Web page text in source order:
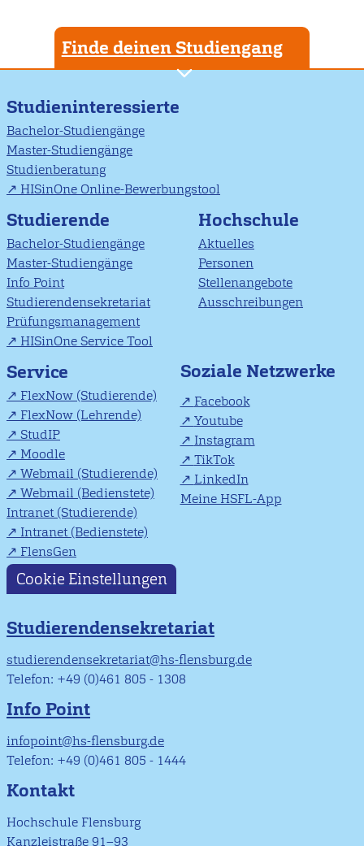
Finde deinen Studiengang
Studieninteressierte
Bachelor-Studiengänge
Master-Studiengänge
Studienberatung
HISinOne Online-Bewerbungstool
Studierende
Bachelor-Studiengänge
Master-Studiengänge
Info Point
Studierendensekretariat
Prüfungsmanagement
HISinOne Service Tool
Hochschule
Aktuelles
Personen
Stellenangebote
Ausschreibungen
Service
FlexNow (Studierende)
FlexNow (Lehrende)
StudIP
Moodle
Webmail (Studierende)
Webmail (Bedienstete)
Intranet (Studierende)
Intranet (Bedienstete)
FlensGen
Soziale Netzwerke
Facebook
Youtube
Instagram
TikTok
LinkedIn
Meine HSFL-App
Cookie Einstellungen
Studierendensekretariat
studierendensekretariat@hs-flensburg.de
Telefon: +49 (0)461 805 - 1308
Info Point
infopoint@hs-flensburg.de
Telefon: +49 (0)461 805 - 1444
Kontakt
Hochschule Flensburg
Kanzleistraße 91–93